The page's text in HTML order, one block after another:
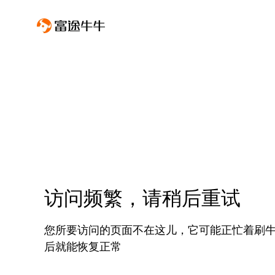
访问频繁，请稍后重试
您所要访问的页面不在这儿，它可能正忙着刷
后就能恢复正常